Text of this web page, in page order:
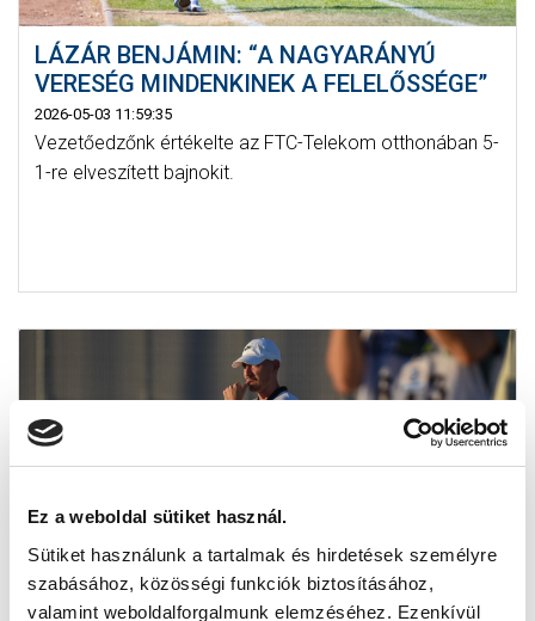
Ez a weboldal sütiket használ.
Sütiket használunk a tartalmak és hirdetések személyre
szabásához, közösségi funkciók biztosításához,
valamint weboldalforgalmunk elemzéséhez. Ezenkívül
LÁZÁR BENJÁMIN: “A NAGYARÁNYÚ
VERESÉG MINDENKINEK A FELELŐSSÉGE”
2026-05-03 11:59:35
Vezetőedzőnk értékelte az FTC-Telekom otthonában 5-
1-re elveszített bajnokit.